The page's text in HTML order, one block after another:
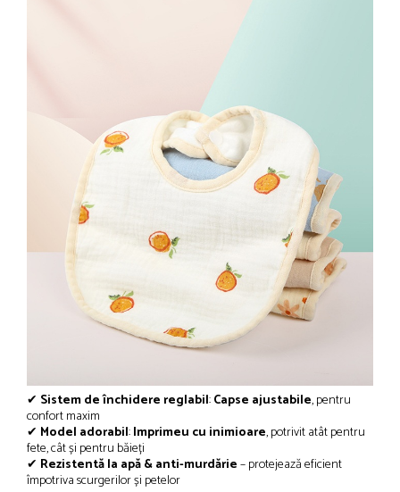
✔ Sistem de închidere reglabil:Capse ajustabile, pentru
confort maxim
✔ Model adorabil:Imprimeu cu inimioare, potrivit atât pentru
fete, cât și pentru băieți
✔ Rezistentă la apă & anti-murdărie– protejează eficient
împotriva scurgerilor și petelor